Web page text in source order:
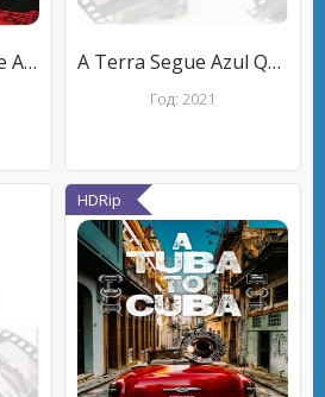
A Song for You: The Austin City Limits Story A Terra Segue Azul Quando Saio Do Trabalho
Год: 2021
HDRip